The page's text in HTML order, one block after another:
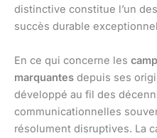
distinctive constitue l’un
succès durable
En ce qui concerne les
marquantes depuis ses
développé au fil des
communicationnelles
résolument disruptives. La